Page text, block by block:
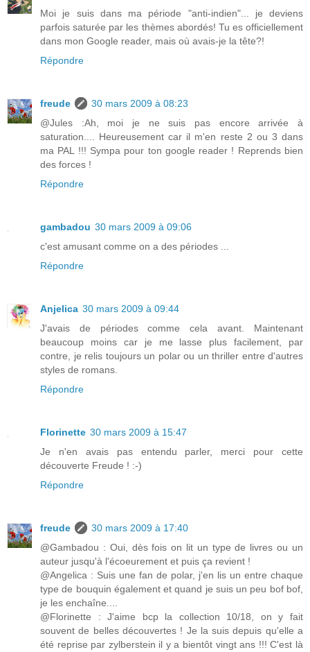
Moi je suis dans ma période "anti-indien"... je deviens
parfois saturée par les thèmes abordés! Tu es officiellement
dans mon Google reader, mais où avais-je la tête?!
Répondre
freude
30 mars 2009 à 08:23
@Jules :Ah, moi je ne suis pas encore arrivée à
saturation.... Heureusement car il m'en reste 2 ou 3 dans
ma PAL !!! Sympa pour ton google reader ! Reprends bien
des forces !
Répondre
gambadou 30 mars 2009 à 09:06
c'est amusant comme on a des périodes ...
Répondre
Anjelica 30 mars 2009 à 09:44
J'avais de périodes comme cela avant. Maintenant
beaucoup moins car je me lasse plus facilement, par
contre, je relis toujours un polar ou un thriller entre d'autres
styles de romans.
Répondre
Florinette 30 mars 2009 à 15:47
Je n'en avais pas entendu parler, merci pour cette
découverte Freude ! :-)
Répondre
freude
30 mars 2009 à 17:40
@Gambadou : Oui, dès fois on lit un type de livres ou un
auteur jusqu'à l'écoeurement et puis ça revient !
@Angelica : Suis une fan de polar, j'en lis un entre chaque
type de bouquin également et quand je suis un peu bof bof,
je les enchaîne....
@Florinette : J'aime bcp la collection 10/18, on y fait
souvent de belles découvertes ! Je la suis depuis qu'elle a
été reprise par zylberstein il y a bientôt vingt ans !!! C'est là